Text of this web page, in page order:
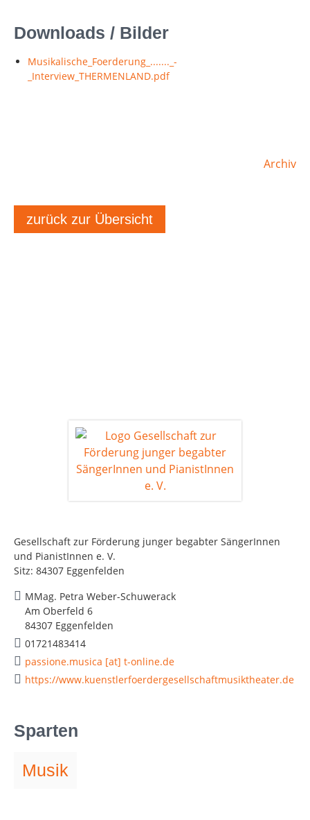
Gesellschaft zur Förderung junger begabter SängerInnen
und PianistInnen e. V.
Sitz: 84307 Eggenfelden
MMag. Petra Weber-Schuwerack
Am Oberfeld 6
84307 Eggenfelden
01721483414
passione.musica [at] t-online.de
https://www.kuenstlerfoerdergesellschaftmusiktheater.de
Sparten
Musik
Downloads / Bilder
Musikalische_Foerderung_......._-
_Interview_THERMENLAND.pdf
Archiv
zurück zur Übersicht